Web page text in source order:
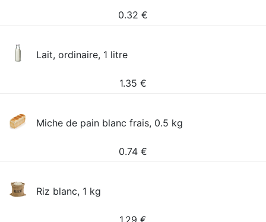
0.32 €
Lait, ordinaire, 1 litre
1.35 €
Miche de pain blanc frais, 0.5 kg
0.74 €
Riz blanc, 1 kg
1.29 €